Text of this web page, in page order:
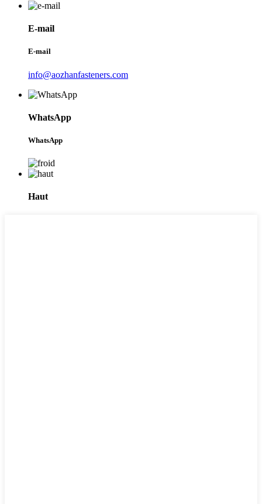
E-mail
E-mail
info@aozhanfasteners.com
WhatsApp
WhatsApp
Haut